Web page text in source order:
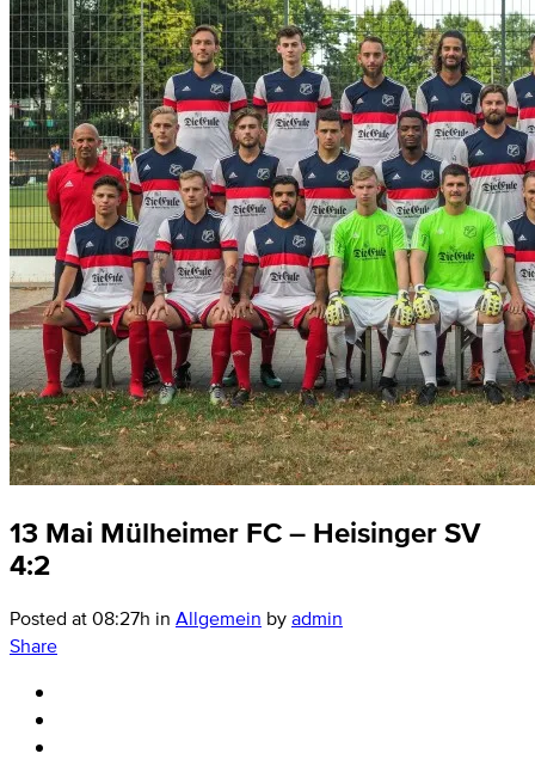
13 Mai Mülheimer FC – Heisinger SV
4:2
Posted at 08:27h in Allgemein byadmin
Share